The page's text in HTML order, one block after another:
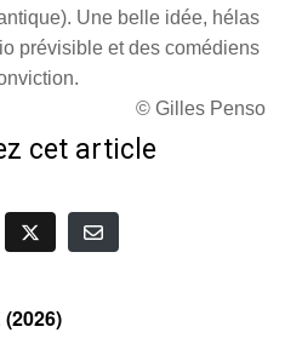
Une belle idée, hélas
prévisible et des comédiens
© Gilles Penso
cet article